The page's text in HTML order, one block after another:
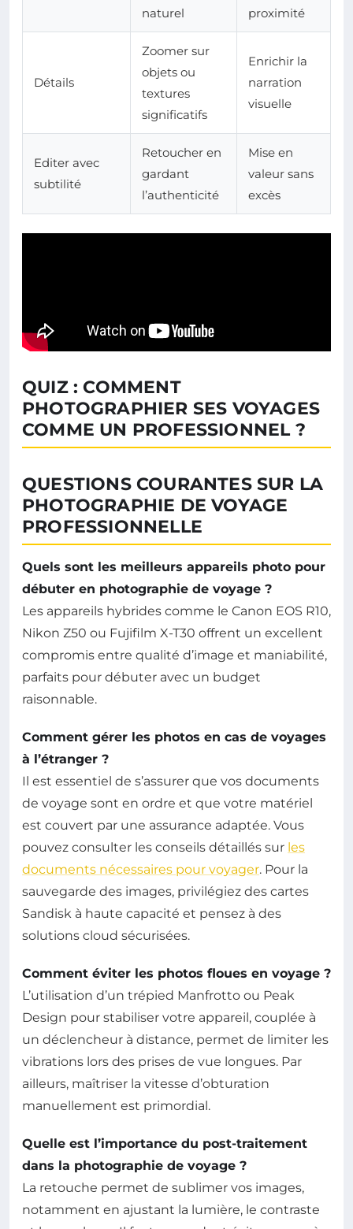
naturel
proximité
Détails
Zoomer sur
objets ou
textures
significatifs
Enrichir la
narration
visuelle
Editer avec
subtilité
Retoucher en
gardant
l’authenticité
Mise en
valeur sans
excès
QUIZ : COMMENT
PHOTOGRAPHIER SES VOYAGES
COMME UN PROFESSIONNEL ?
QUESTIONS COURANTES SUR LA
PHOTOGRAPHIE DE VOYAGE
PROFESSIONNELLE
Quels sont les meilleurs appareils photo pour
débuter en photographie de voyage ?
Les appareils hybrides comme le Canon EOS R10,
Nikon Z50 ou Fujifilm X-T30 offrent un excellent
compromis entre qualité d’image et maniabilité,
parfaits pour débuter avec un budget
raisonnable.
Comment gérer les photos en cas de voyages
à l’étranger ?
Il est essentiel de s’assurer que vos documents
de voyage sont en ordre et que votre matériel
est couvert par une assurance adaptée. Vous
pouvez consulter les conseils détaillés sur les
documents nécessaires pour voyager. Pour la
sauvegarde des images, privilégiez des cartes
Sandisk à haute capacité et pensez à des
solutions cloud sécurisées.
Comment éviter les photos floues en voyage ?
L’utilisation d’un trépied Manfrotto ou Peak
Design pour stabiliser votre appareil, couplée à
un déclencheur à distance, permet de limiter les
vibrations lors des prises de vue longues. Par
ailleurs, maîtriser la vitesse d’obturation
manuellement est primordial.
Quelle est l’importance du post-traitement
dans la photographie de voyage ?
La retouche permet de sublimer vos images,
notamment en ajustant la lumière, le contraste